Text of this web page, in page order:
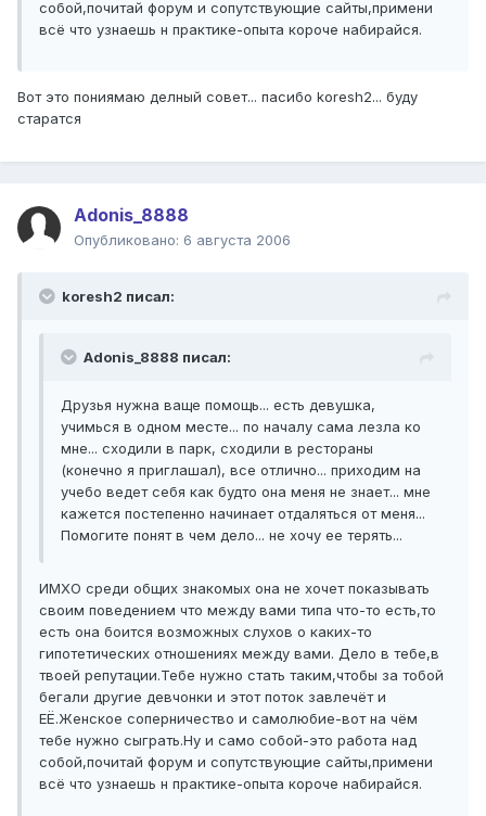
собой,почитай форум и сопутствующие сайты,примени
всё что узнаешь н практике-опыта короче набирайся.
Вот это пониямаю делный совет... пасибо koresh2... буду
старатся
Adonis_8888
Опубликовано: 6 августа 2006
koresh2 писал:
Adonis_8888 писал:
Друзья нужна ваще помощь... есть девушка,
учимься в одном месте... по началу сама лезла ко
мне... сходили в парк, сходили в рестораны
(конечно я приглашал), все отлично... приходим на
учебо ведет себя как будто она меня не знает... мне
кажется постепенно начинает отдаляться от меня...
Помогите понят в чем дело... не хочу ее терять...
ИМХО среди общих знакомых она не хочет показывать
своим поведением что между вами типа что-то есть,то
есть она боится возможных слухов о каких-то
гипотетических отношениях между вами. Дело в тебе,в
твоей репутации.Тебе нужно стать таким,чтобы за тобой
бегали другие девчонки и этот поток завлечёт и
ЕЁ.Женское соперничество и самолюбие-вот на чём
тебе нужно сыграть.Ну и само собой-это работа над
собой,почитай форум и сопутствующие сайты,примени
всё что узнаешь н практике-опыта короче набирайся.